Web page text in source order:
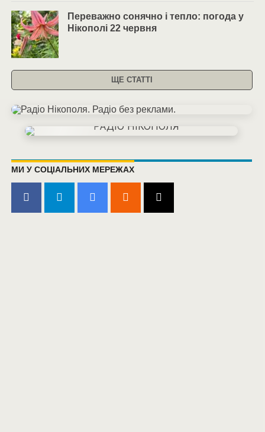
Переважно сонячно і тепло: погода у
Нікополі 22 червня
ЩЕ СТАТТІ
МИ У СОЦІАЛЬНИХ МЕРЕЖАХ